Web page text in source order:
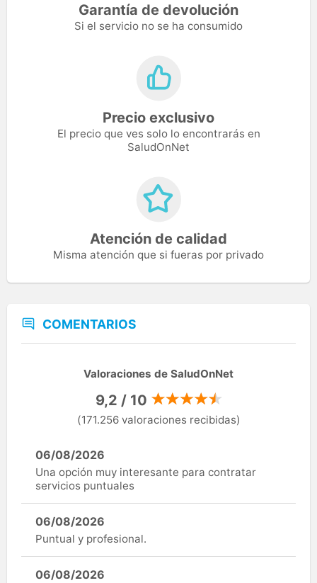
Garantía de devolución
Si el servicio no se ha consumido
Precio exclusivo
El precio que ves solo lo encontrarás en
SaludOnNet
Atención de calidad
Misma atención que si fueras por privado
COMENTARIOS
Valoraciones de SaludOnNet
9,2 / 10
(171.256 valoraciones recibidas)
06/08/2026
Una opción muy interesante para contratar
servicios puntuales
06/08/2026
Puntual y profesional.
06/08/2026